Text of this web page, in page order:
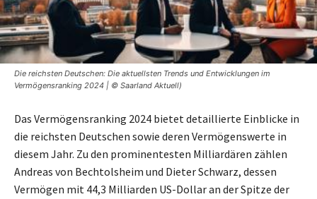
Die reichsten Deutschen: Die aktuellsten Trends und Entwicklungen im
Vermögensranking 2024 | © Saarland Aktuell)
Das Vermögensranking 2024 bietet detaillierte Einblicke in
die reichsten Deutschen sowie deren Vermögenswerte in
diesem Jahr. Zu den prominentesten Milliardären zählen
Andreas von Bechtolsheim und Dieter Schwarz, dessen
Vermögen mit 44,3 Milliarden US-Dollar an der Spitze der